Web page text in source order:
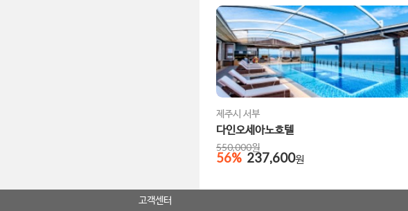
제주시 서부
다인오세아노호텔
550,000원
56% 237,600원
고객센터